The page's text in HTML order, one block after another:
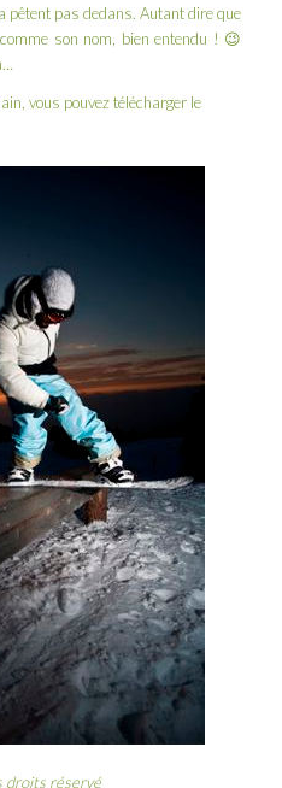
pêtent pas dedans. Autant dire que
son nom, bien entendu ! 😉
vous pouvez télécharger le
droits réservé